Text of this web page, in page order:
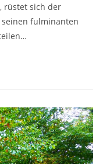
rüstet sich der
fulminanten